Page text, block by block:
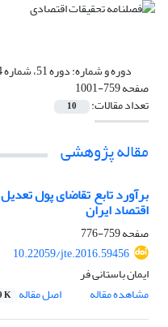
دوره و شماره:
صفحه 759-1001
تعداد مقالات: 10
مقاله پژوهشی
برآورد تابع تقاضای پول
اقتصاد ایران
صفحه759-776
10.22059/jte.2016.59456
ایمان باستانی فر
مشاهده مقاله
اصل مقاله K